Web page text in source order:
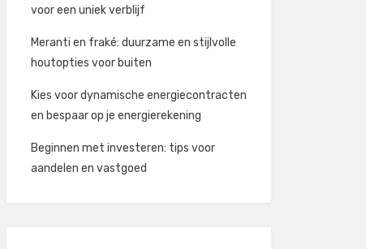
voor een uniek verblijf
Meranti en fraké: duurzame en stijlvolle
houtopties voor buiten
Kies voor dynamische energiecontracten
en bespaar op je energierekening
Beginnen met investeren: tips voor
aandelen en vastgoed